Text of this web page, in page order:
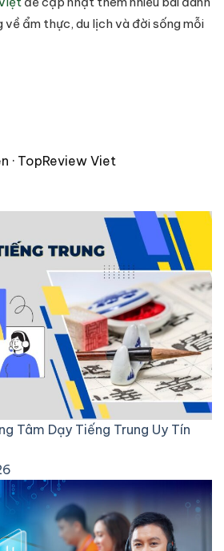
ẩm thực, du lịch và đời sống mỗi
· TopReview Viet
Tâm Dạy Tiếng Trung Uy Tín